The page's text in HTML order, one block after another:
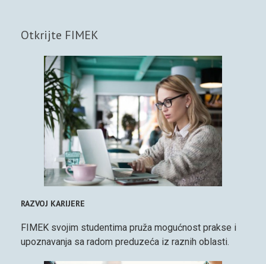
Otkrijte FIMEK
RAZVOJ KARIJERE
FIMEK svojim studentima pruža mogućnost prakse i
upoznavanja sa radom preduzeća iz raznih oblasti.